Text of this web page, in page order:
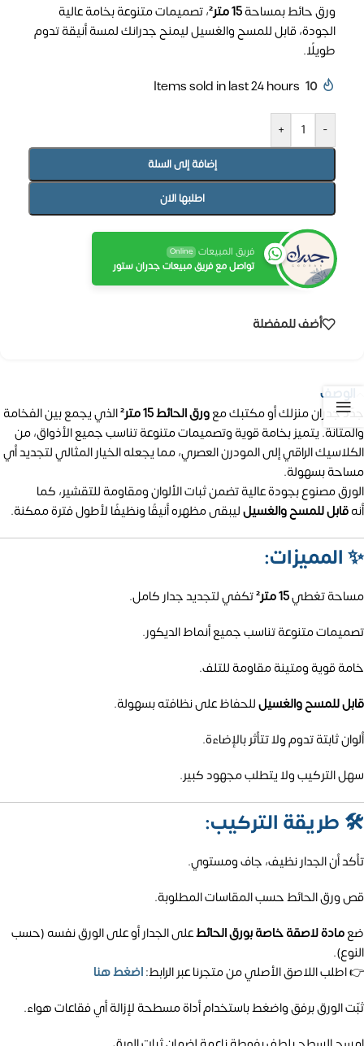
ورق حائط بمساحة15 متر²
، تصميمات متنوعة بخامة عالية
الجودة، قابل للمسح والغسيل ليمنح جدرانك لمسة أنيقة تدوم
طويلًا.
10
Items sold in last 24 hours
-
+
إضافة إلى السلة
اطلبها الان
فريق المبيعات Online
تواصل مع فريق مبيعات جدران ستور
أضف للمفضلة
الوصف
جدّد جدران منزلك أو مكتبك معورق الحائط 15 متر²
الذي يجمع بين الفخامة
والمتانة. يتميز بخامة قوية وتصميمات متنوعة تناسب جميع الأذواق، من
الكلاسيك الراقي إلى المودرن العصري، مما يجعله الخيار المثالي لتجديد أي
مساحة بسهولة.
الورق مصنوع بجودة عالية تضمن ثبات الألوان ومقاومة للتقشير، كما
أنهقابل للمسح والغسيلليبقى مظهره أنيقًا ونظيفًا لأطول فترة ممكنة.
✨المميزات:
مساحة تغطي15 متر²
تكفي لتجديد جدار كامل.
تصميمات متنوعة تناسب جميع أنماط الديكور.
خامة قوية ومتينة مقاومة للتلف.
قابل للمسح والغسيلللحفاظ على نظافته بسهولة.
ألوان ثابتة تدوم ولا تتأثر بالإضاءة.
سهل التركيب ولا يتطلب مجهود كبير.
🛠️ طريقة التركيب:
تأكد أن الجدار نظيف، جاف ومستوي.
قص ورق الحائط حسب المقاسات المطلوبة.
ضعمادة لاصقة خاصة بورق الحائطعلى الجدار أو على الورق نفسه (حسب
النوع).
👉 اطلب اللاصق الأصلي من متجرنا عبر الرابط:اضغط هنا
ثبّت الورق برفق واضغط باستخدام أداة مسطحة لإزالة أي فقاعات هواء.